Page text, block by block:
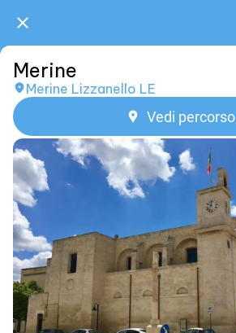
Merine
Merine Lizzanello LE
Vedi percorso